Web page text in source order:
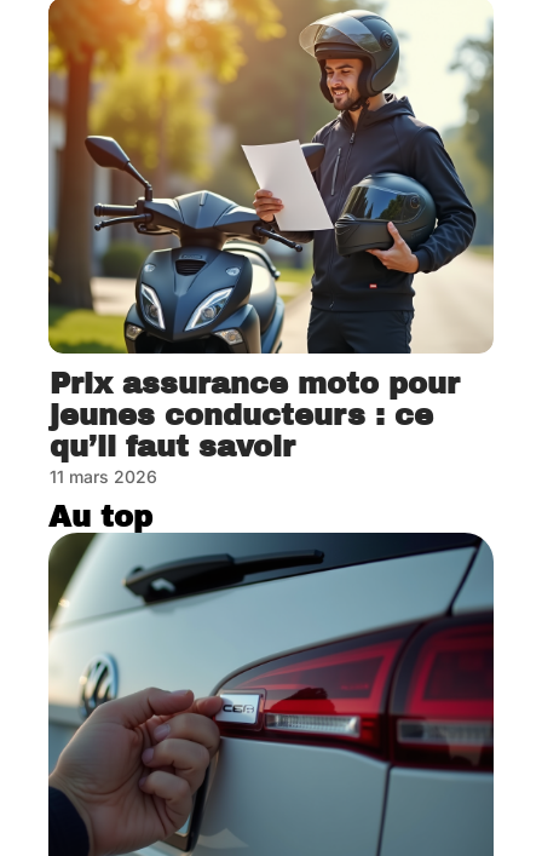
Prix assurance moto pour
jeunes conducteurs : ce
qu’il faut savoir
11 mars 2026
Au top